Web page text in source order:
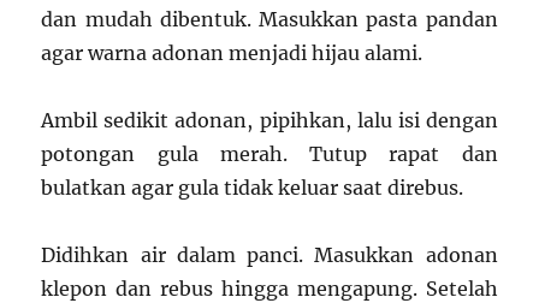
dan mudah dibentuk. Masukkan pasta pandan
agar warna adonan menjadi hijau alami.
Ambil sedikit adonan, pipihkan, lalu isi dengan
potongan gula merah. Tutup rapat dan
bulatkan agar gula tidak keluar saat direbus.
Didihkan air dalam panci. Masukkan adonan
klepon dan rebus hingga mengapung. Setelah